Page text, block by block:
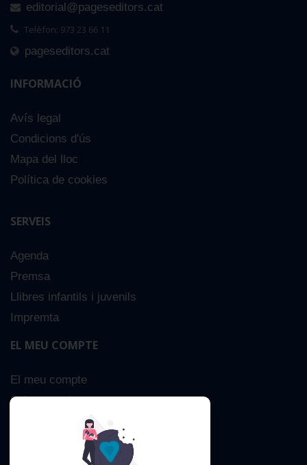
editorial@pageseditors.cat
Telèfon: 973 23 66 11
pageseditors.cat
INFORMACIÓ
Avís legal
Condicions d'ús
Mapa del lloc
Política de cookies
SERVEIS
Agenda
Premsa
Llibres infantils i juvenils
Impremta
EL MEU COMPTE
El meu compte
Sobre nosaltres
Cerca Avançada